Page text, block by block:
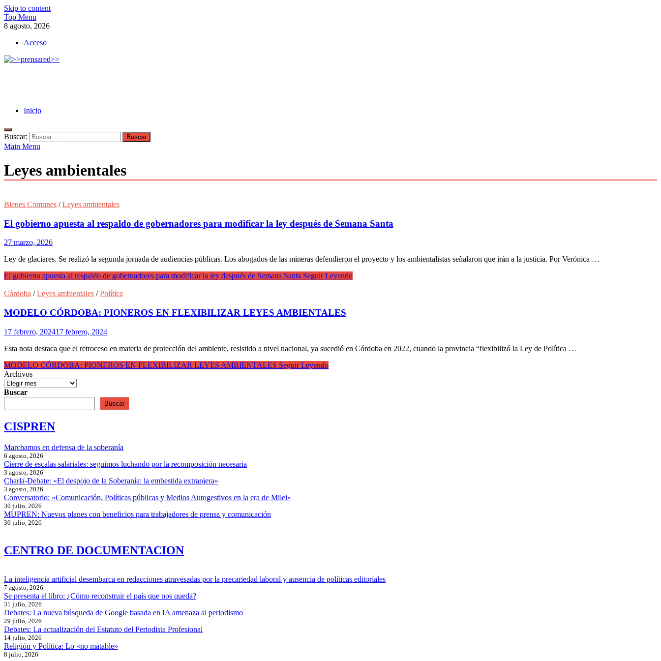
Skip to content
Top Menu
8 agosto, 2026
Acceso
Inicio
Buscar:
Main Menu
Leyes ambientales
Bienes Comunes /Leyes ambientales
El gobierno apuesta al respaldo de gobernadores para modificar la ley después de Semana Santa
27 marzo, 2026
Ley de glaciares. Se realizó la segunda jornada de audiencias públicas. Los abogados de las mineras defendieron el proyecto y los ambientalistas señalaron que irán a la justicia. Por Verónica …
El gobierno apuesta al respaldo de gobernadores para modificar la ley después de Semana Santa Seguir Leyendo
Córdoba /Leyes ambientales /Política
MODELO CÓRDOBA: PIONEROS EN FLEXIBILIZAR LEYES AMBIENTALES
17 febrero, 202417 febrero, 2024
Esta nota destaca que el retroceso en materia de protección del ambiente, resistido a nivel nacional, ya sucedió en Córdoba en 2022, cuando la provincia “flexibilizó la Ley de Política …
MODELO CÓRDOBA: PIONEROS EN FLEXIBILIZAR LEYES AMBIENTALES Seguir Leyendo
Archivos
Buscar
Buscar
CISPREN
Marchamos en defensa de la soberanía
6 agosto, 2026
Cierre de escalas salariales: seguimos luchando por la recomposición necesaria
3 agosto, 2026
Charla-Debate: «El despojo de la Soberanía: la embestida extranjera»
3 agosto, 2026
Conversatorio: «Comunicación, Políticas públicas y Medios Autogestivos en la era de Milei»
30 julio, 2026
MUPREN: Nuevos planes con beneficios para trabajadores de prensa y comunicación
30 julio, 2026
CENTRO DE DOCUMENTACION
La inteligencia artificial desembarca en redacciones atravesadas por la precariedad laboral y ausencia de políticas editoriales
7 agosto, 2026
Se presenta el libro: ¿Cómo reconstruir el país que nos queda?
31 julio, 2026
Debates: La nueva búsqueda de Google basada en IA amenaza al periodismo
29 julio, 2026
Debates: La actualización del Estatuto del Periodista Profesional
14 julio, 2026
Religión y Política: Lo «no matable»
8 julio, 2026